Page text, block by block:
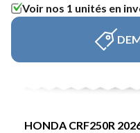
Voir nos 1 unités en
HONDA CRF250R